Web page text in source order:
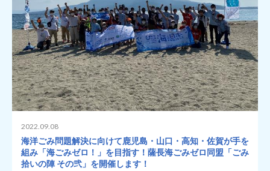
2022.09.08
海洋ごみ問題解決に向けて鹿児島・山口・高知・佐賀が手を
組み「海ごみゼロ！」を目指す！薩長海ごみゼロ同盟「ごみ
拾いの陣 その弐」を開催します！